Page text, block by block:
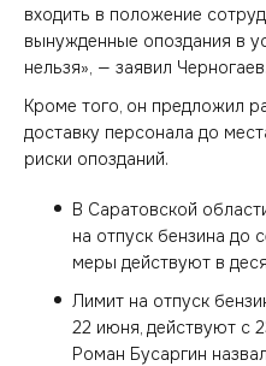
входить в положение
вынужденные опоздания в
нельзя», — заявил Черногаев.
Кроме того, он предложил
доставку персонала до
риски опозданий.
В Саратовской
на отпуск бензина до
меры действуют в
Лимит на отпуск
22 июня, действуют с
Роман Бусаргин